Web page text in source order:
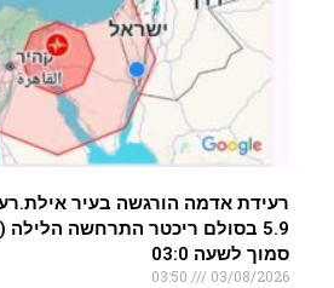
רעידת אדמה הורגשה בעיר
5.9 בסולם ריכטר התרחשה הלילה
סמוך לשעה 03:0
03/08/2026